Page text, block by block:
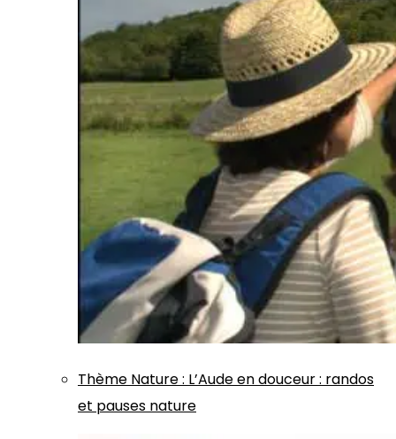
Thème Nature: L’Aude en douceur : randos
et pauses nature